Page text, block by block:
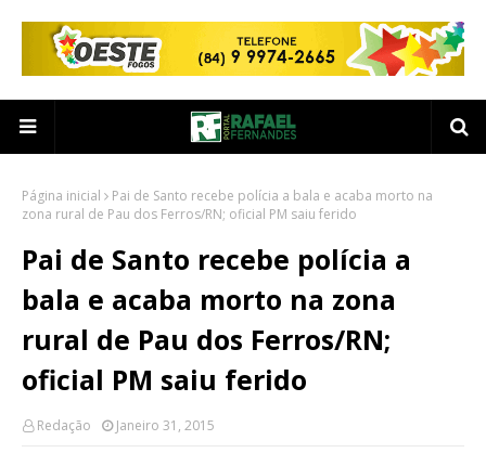
Página inicial
Pai de Santo recebe polícia a bala e acaba morto na
zona rural de Pau dos Ferros/RN; oficial PM saiu ferido
Pai de Santo recebe polícia a
bala e acaba morto na zona
rural de Pau dos Ferros/RN;
oficial PM saiu ferido
Redação Janeiro 31, 2015